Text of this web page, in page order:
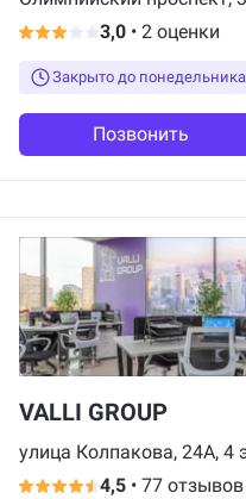
3,0 • 2 оценки
Закрыто до понедельника
Позвонить
VALLI GROUP
улица Колпакова, 24А,
4,5 • 77 отзывов